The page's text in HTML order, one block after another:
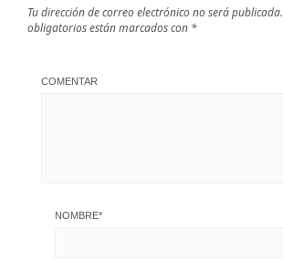
Tu dirección de correo electrónico no será publicada.
obligatorios están marcados con *
COMENTAR
NOMBRE*